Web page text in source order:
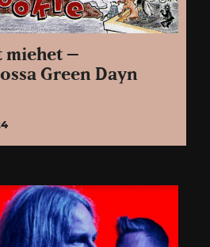
miehet –
Green Dayn